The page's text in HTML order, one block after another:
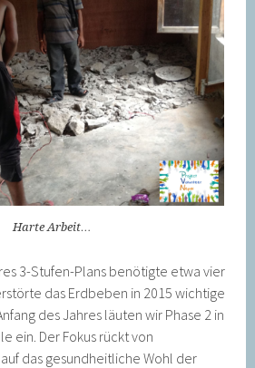
Harte Arbeit…
3-Stufen-Plans benötigte etwa vier
das Erdbeben in 2015 wichtige
des Jahres läuten wir Phase 2 in
ein. Der Fokus rückt von
das gesundheitliche Wohl der